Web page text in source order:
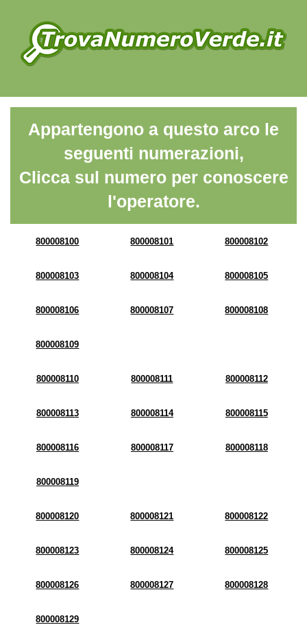
Appartengono a questo arco le
seguenti numerazioni,
Clicca sul numero per conoscere
l'operatore.
800008100 800008101 800008102
800008103 800008104 800008105
800008106 800008107 800008108
800008109
800008110 800008111 800008112
800008113 800008114 800008115
800008116 800008117 800008118
800008119
800008120 800008121 800008122
800008123 800008124 800008125
800008126 800008127 800008128
800008129